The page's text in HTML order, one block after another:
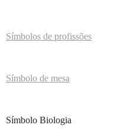
Símbolos de profissões
Símbolo de mesa
Símbolo Biologia